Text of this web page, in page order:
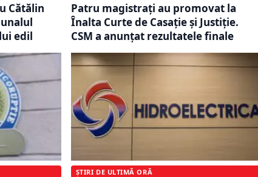
Cătălin
edil
Patru magistrați au promovat la
Înalta Curte de Casație și Justiție.
CSM a anunțat rezultatele finale
ȘTIRI DE ULTIMĂ ORĂ